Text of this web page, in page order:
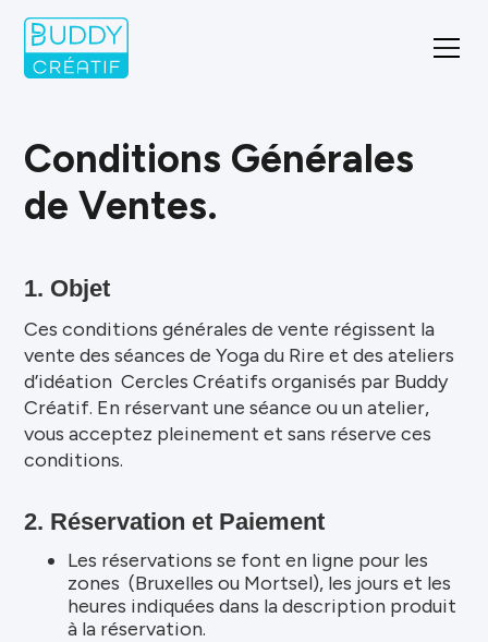
Conditions Générales
de Ventes.
1. Objet
Ces conditions générales de vente régissent la
vente des séances de Yoga du Rire et des ateliers
d’idéation Cercles Créatifs organisés par Buddy
Créatif. En réservant une séance ou un atelier,
vous acceptez pleinement et sans réserve ces
conditions.
2. Réservation et Paiement
Les réservations se font en ligne pour les
zones (Bruxelles ou Mortsel), les jours et les
heures indiquées dans la description produit
à la réservation.